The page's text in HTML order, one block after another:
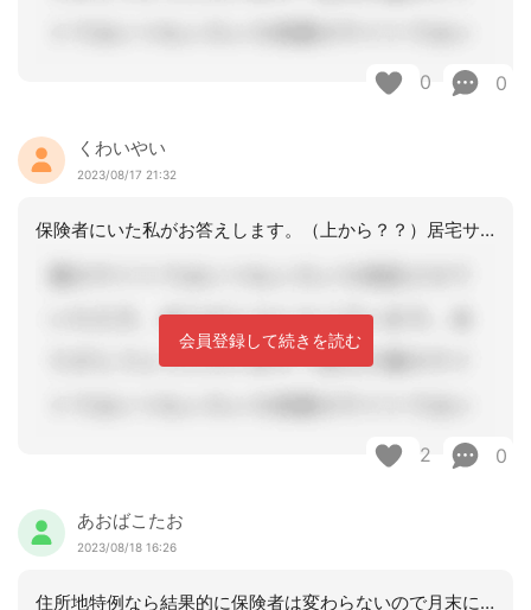
0 0
くわいやい
2023/08/17 21:32
保険者にいた私がお答えします。（上から？？）居宅サービスをご利用かと思いますので
会員登録して続きを読む
2 0
あおばこたお
2023/08/18 16:26
住所地特例なら結果的に保険者は変わらないので月末に担当したケアマネがその月の給付